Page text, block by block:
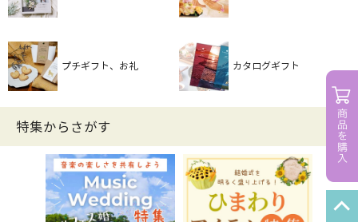
プチギフト、お礼 カタログギフト
特集からさがす